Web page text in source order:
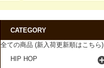
CATEGORY
全ての商品 (新入荷更新順はこちら)
HIP HOP